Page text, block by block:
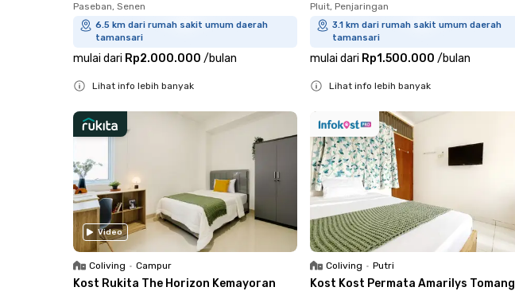
Paseban, Senen
6.5 km dari rumah sakit umum daerah
tamansari
mulai dari Rp2.000.000 /bulan
Lihat info lebih banyak
Pluit, Penjaringan
3.1 km dari rumah sakit umum daerah
tamansari
mulai dari Rp1.500.000 /bulan
Lihat info lebih banyak
Video
Coliving • Campur
Kost Rukita The Horizon Kemayoran
Coliving • Putri
Kost Kost Permata Amarilys Tomang